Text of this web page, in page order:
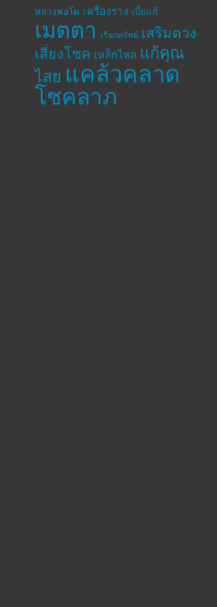
หลวงพ่อโต เครื่องราง เบี้ยแก้
เมตตา เรียกทรัพย์ เสริมดวง
เสี่ยงโชค เหล็กไหล แก้คุณ
ไสย แคล้วคลาด
โชคลาภ